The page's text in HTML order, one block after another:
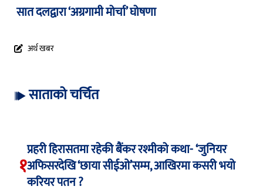
सात दलद्वारा ‘अग्रगामी मोर्चा’ घोषणा
अर्थ खबर
साताको चर्चित
१
प्रहरी हिरासतमा रहेकी बैंकर रश्मीको कथा- ‘जुनियर
अफिसरदेखि ‘छाया सीईओ’सम्म, आखिरमा कसरी भयो
करियर पतन ?